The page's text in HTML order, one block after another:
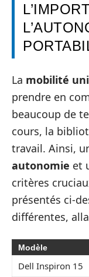
La mobilité
prendre en
beaucoup de
cours, la
travail. Ainsi,
autonomie et
critères
présentés ci-
différentes,
Modèle
Dell Inspiron 15